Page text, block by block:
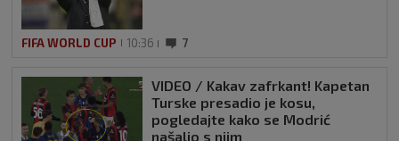
FIFA WORLD CUP 10:36 7
VIDEO / Kakav zafrkant! Kapetan
Turske presadio je kosu,
pogledajte kako se Modrić
našalio s njim